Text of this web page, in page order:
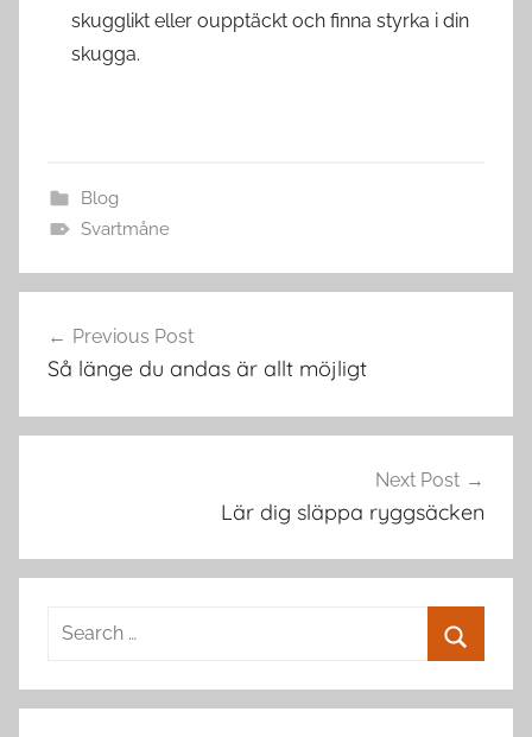
skugglikt eller oupptäckt och finna styrka i din
skugga.
Blog
Svartmåne
navigation
Previous Post
Så länge du andas är allt möjligt
Next Post
Lär dig släppa ryggsäcken
Search